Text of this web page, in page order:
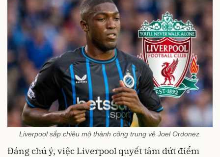
Liverpool sắp chiêu mộ thành công trung vệ Joel Ordonez.
Đáng chú ý, việc Liverpool quyết tâm dứt điểm